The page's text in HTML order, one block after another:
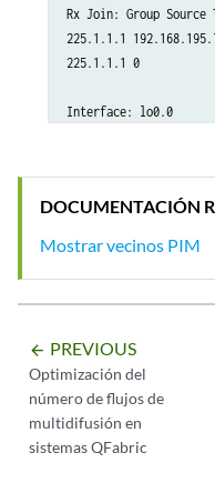
Rx Join: Group Source
225.1.1.1
225.1.1.1 0
Interface: lo0.0
Hello Option LAN
Interface: pd-6/0/
Address: 0.0.0.0,
Hello Option DR
Hello Option LAN
Join Suppression
DOCUMENTACIÓN
Mostrar vecinos PIM
arrow_backward PREVIOUS
Optimización del
número de flujos de
multidifusión en
sistemas QFabric